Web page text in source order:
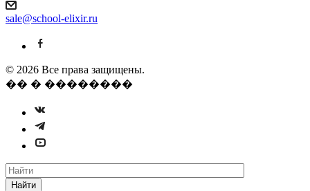
sale@school-elixir.ru
© 2026 Все права защищены.
�� � ��������
Найти